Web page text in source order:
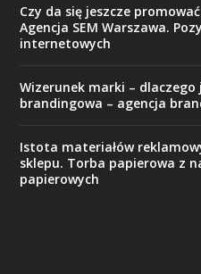
Czy da się jeszcze
Agencja SEM Warszawa.
internetowych
Wizerunek marki –
brandingowa – agencja
Istota materiałów
sklepu. Torba papierowa z
papierowych